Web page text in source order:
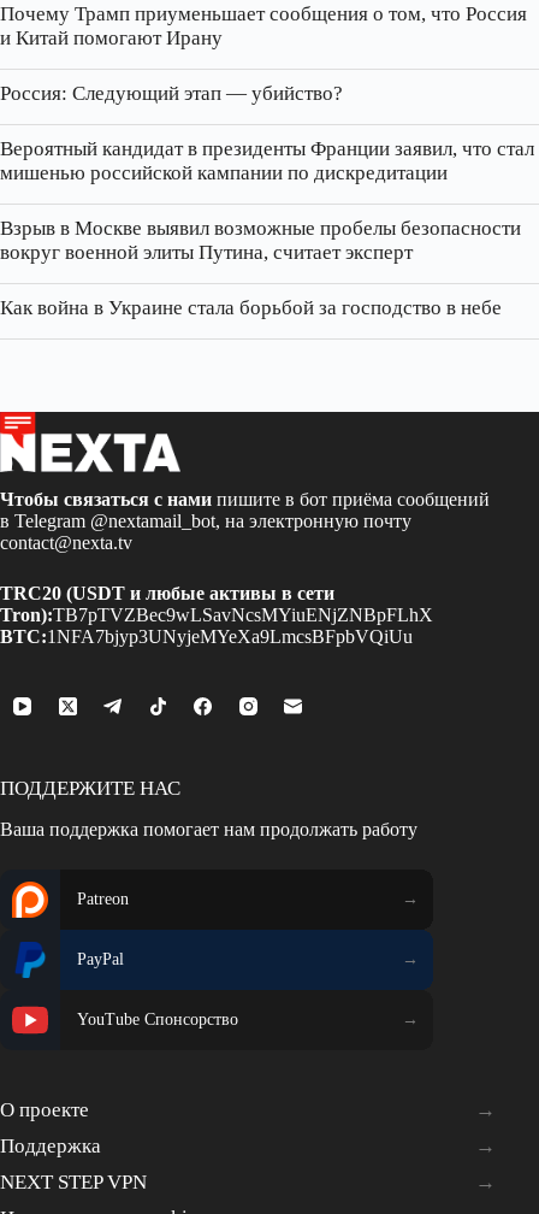
Почему Трамп приуменьшает сообщения о том, что Россия
и Китай помогают Ирану
Россия: Следующий этап — убийство?
Вероятный кандидат в президенты Франции заявил, что стал
мишенью российской кампании по дискредитации
Взрыв в Москве выявил возможные пробелы безопасности
вокруг военной элиты Путина, считает эксперт
Как война в Украине стала борьбой за господство в небе
Чтобы связаться с нами пишите в бот приёма сообщений
в Telegram @nextamail_bot, на электронную почту
contact@nexta.tv
TRC20 (USDT и любые активы в сети
Tron):TB7pTVZBec9wLSavNcsMYiuENjZNBpFLhX
BTC:1NFA7bjyp3UNyjeMYeXa9LmcsBFpbVQiUu
ПОДДЕРЖИТЕ НАС
Ваша поддержка помогает нам продолжать работу
Patreon
PayPal
YouTube Спонсорство
О проекте
Поддержка
NEXT STEP VPN